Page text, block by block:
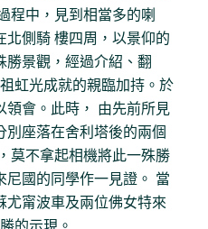
程中，見到相當多的喇
北側騎 樓四周，以景仰的
勝景觀，經過介紹、翻
虹光成就的親臨加持。於
領會。此時， 由先前所見
別座落在舍利塔後的兩個
莫不拿起相機將此一殊勝
尼國的同學作一見證。 當
尤甯波車及兩位佛女特來
的示現。